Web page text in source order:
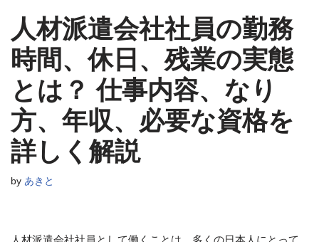
人材派遣会社社員の勤務
時間、休日、残業の実態
とは？ 仕事内容、なり
方、年収、必要な資格を
詳しく解説
by あきと
人材派遣会社社員として働くことは、多くの日本人にとって